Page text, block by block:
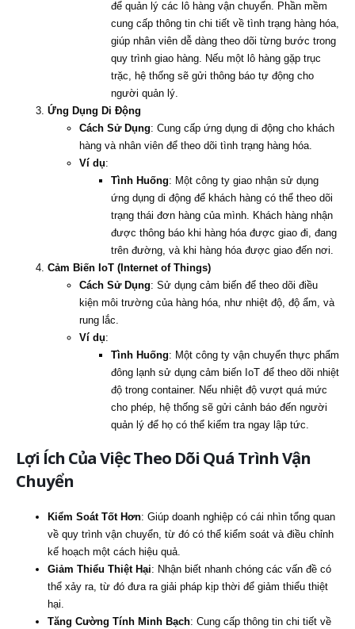
để quản lý các lô hàng vận chuyển. Phần mềm
cung cấp thông tin chi tiết về tình trạng hàng hóa,
giúp nhân viên dễ dàng theo dõi từng bước trong
quy trình giao hàng. Nếu một lô hàng gặp trục
trặc, hệ thống sẽ gửi thông báo tự động cho
người quản lý.
Ứng Dụng Di Động
Cách Sử Dụng: Cung cấp ứng dụng di động cho khách
hàng và nhân viên để theo dõi tình trạng hàng hóa.
Ví dụ:
Tình Huống: Một công ty giao nhận sử dụng
ứng dụng di động để khách hàng có thể theo dõi
trạng thái đơn hàng của mình. Khách hàng nhận
được thông báo khi hàng hóa được giao đi, đang
trên đường, và khi hàng hóa được giao đến nơi.
Cảm Biến IoT (Internet of Things)
Cách Sử Dụng: Sử dụng cảm biến để theo dõi điều
kiện môi trường của hàng hóa, như nhiệt độ, độ ẩm, và
rung lắc.
Ví dụ:
Tình Huống: Một công ty vận chuyển thực phẩm
đông lạnh sử dụng cảm biến IoT để theo dõi nhiệt
độ trong container. Nếu nhiệt độ vượt quá mức
cho phép, hệ thống sẽ gửi cảnh báo đến người
quản lý để họ có thể kiểm tra ngay lập tức.
Lợi Ích Của Việc Theo Dõi Quá Trình Vận
Chuyển
Kiểm Soát Tốt Hơn: Giúp doanh nghiệp có cái nhìn tổng quan
về quy trình vận chuyển, từ đó có thể kiểm soát và điều chỉnh
kế hoạch một cách hiệu quả.
Giảm Thiểu Thiệt Hại: Nhận biết nhanh chóng các vấn đề có
thể xảy ra, từ đó đưa ra giải pháp kịp thời để giảm thiểu thiệt
hại.
Tăng Cường Tính Minh Bạch: Cung cấp thông tin chi tiết về